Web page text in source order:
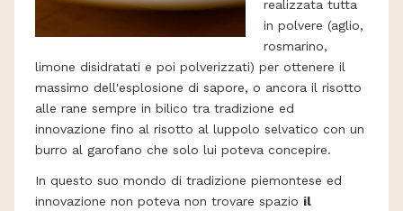
realizzata tutta
in polvere (aglio,
rosmarino,
limone disidratati e poi polverizzati) per ottenere il
massimo dell'esplosione di sapore, o ancora il risotto
alle rane sempre in bilico tra tradizione ed
innovazione fino al risotto al luppolo selvatico con un
burro al garofano che solo lui poteva concepire.
In questo suo mondo di tradizione piemontese ed
innovazione non poteva non trovare spazio il